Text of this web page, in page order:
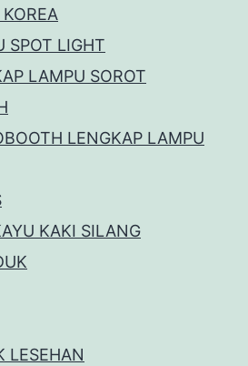
SPOT LIGHT
LAMPU SOROT
LENGKAP LAMPU
KAKI SILANG
LESEHAN